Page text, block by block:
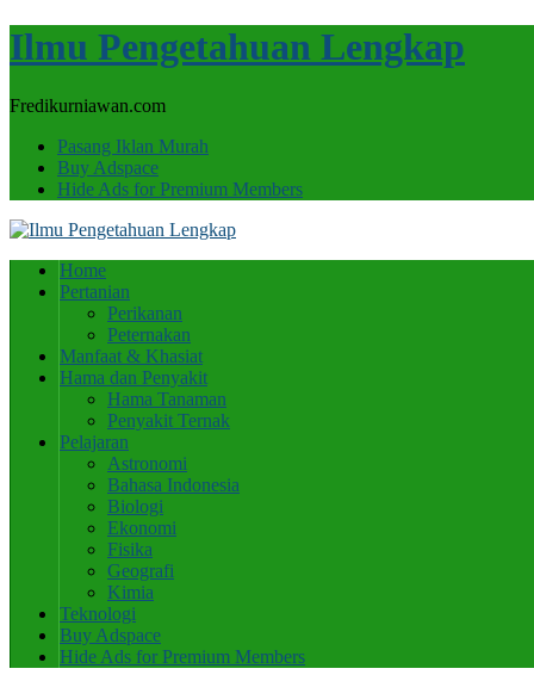
Ilmu Pengetahuan Lengkap
Fredikurniawan.com
Pasang Iklan Murah
Buy Adspace
Hide Ads for Premium Members
Home
Pertanian
Perikanan
Peternakan
Manfaat & Khasiat
Hama dan Penyakit
Hama Tanaman
Penyakit Ternak
Pelajaran
Astronomi
Bahasa Indonesia
Biologi
Ekonomi
Fisika
Geografi
Kimia
Teknologi
Buy Adspace
Hide Ads for Premium Members